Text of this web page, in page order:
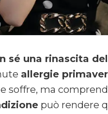
sé una rinascita
allergie
soffre, ma
può rendere